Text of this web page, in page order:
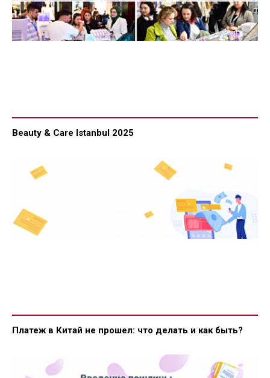
Beauty & Care Istanbul 2025
Платеж в Китай не прошел: что делать и как быть?